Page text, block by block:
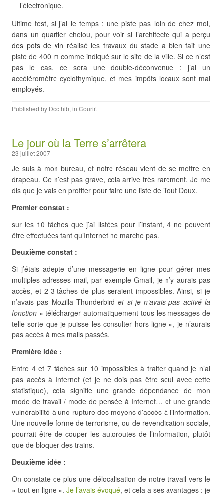
l’électronique.
Ultime test, si j’ai le temps : une piste pas loin de chez moi,
dans un quartier chelou, pour voir si l’architecte qui a perçu
des pots de vin réalisé les travaux du stade a bien fait une
piste de 400 m comme indiqué sur le site de la ville. Si ce n’est
pas le cas, ce sera une double-déconvenue : j’ai un
accéléromètre cyclothymique, et mes impôts locaux sont mal
employés.
Published by Docthib, in Courir.
Le jour où la Terre s’arrêtera
23 juillet 2007
Je suis à mon bureau, et notre réseau vient de se mettre en
drapeau. Ce n’est pas grave, cela arrive très rarement. Je me
dis que je vais en profiter pour faire une liste de Tout Doux.
Premier constat :
sur les 10 tâches que j’ai listées pour l’instant, 4 ne peuvent
être effectuées tant qu’Internet ne marche pas.
Deuxième constat :
Si j’étais adepte d’une messagerie en ligne pour gérer mes
multiples adresses mail, par exemple Gmail, je n’y aurais pas
accès, et 2-3 tâches de plus seraient impossibles. Ainsi, si je
n’avais pas Mozilla Thunderbirdet si je n’avais pas activé la
fonction « télécharger automatiquement tous les messages de
telle sorte que je puisse les consulter hors ligne », je n’aurais
pas accès à mes mails passés.
Première idée :
Entre 4 et 7 tâches sur 10 impossibles à traiter quand je n’ai
pas accès à Internet (et je ne dois pas être seul avec cette
statistique), cela signifie une grande dépendance de mon
mode de travail / mode de pensée à Internet… et une grande
vulnérabilité à une rupture des moyens d’accès à l’information.
Une nouvelle forme de terrorisme, ou de revendication sociale,
pourrait être de couper les autoroutes de l’information, plutôt
que de bloquer des trains.
Deuxième idée :
On constate de plus une délocalisation de notre travail vers le
« tout en ligne ». Je l’avais évoqué, et cela a ses avantages : je